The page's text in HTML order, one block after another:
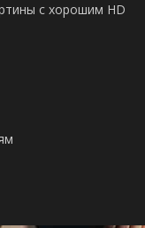
с хорошим HD